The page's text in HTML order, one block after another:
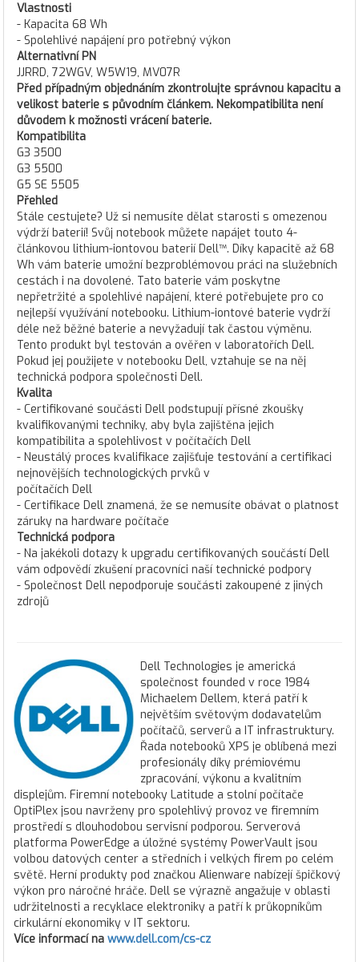
Vlastnosti
- Kapacita 68 Wh
- Spolehlivé napájení pro potřebný výkon
Alternativní PN
JJRRD, 72WGV, W5W19, MV07R
Před případným objednáním zkontrolujte správnou kapacitu a
velikost baterie s původním článkem. Nekompatibilita není
důvodem k možnosti vrácení baterie.
Kompatibilita
G3 3500
G3 5500
G5 SE 5505
Přehled
Stále cestujete? Už si nemusíte dělat starosti s omezenou
výdrží baterií! Svůj notebook můžete napájet touto 4-
článkovou lithium-iontovou baterií Dell™. Díky kapacitě až 68
Wh vám baterie umožní bezproblémovou práci na služebních
cestách i na dovolené. Tato baterie vám poskytne
nepřetržité a spolehlivé napájení, které potřebujete pro co
nejlepší využívání notebooku. Lithium-iontové baterie vydrží
déle než běžné baterie a nevyžadují tak častou výměnu.
Tento produkt byl testován a ověřen v laboratořích Dell.
Pokud jej použijete v notebooku Dell, vztahuje se na něj
technická podpora společnosti Dell.
Kvalita
- Certifikované součásti Dell podstupují přísné zkoušky
kvalifikovanými techniky, aby byla zajištěna jejich
kompatibilita a spolehlivost v počítačích Dell
- Neustálý proces kvalifikace zajišťuje testování a certifikaci
nejnovějších technologických prvků v
počítačích Dell
- Certifikace Dell znamená, že se nemusíte obávat o platnost
záruky na hardware počítače
Technická podpora
- Na jakékoli dotazy k upgradu certifikovaných součástí Dell
vám odpovědí zkušení pracovníci naší technické podpory
- Společnost Dell nepodporuje součásti zakoupené z jiných
zdrojů
Dell Technologies je americká
společnost founded v roce 1984
Michaelem Dellem, která patří k
největším světovým dodavatelům
počítačů, serverů a IT infrastruktury.
Řada notebooků XPS je oblíbená mezi
profesionály díky prémiovému
zpracování, výkonu a kvalitním
displejům. Firemní notebooky Latitude a stolní počítače
OptiPlex jsou navrženy pro spolehlivý provoz ve firemním
prostředí s dlouhodobou servisní podporou. Serverová
platforma PowerEdge a úložné systémy PowerVault jsou
volbou datových center a středních i velkých firem po celém
světě. Herní produkty pod značkou Alienware nabízejí špičkový
výkon pro náročné hráče. Dell se výrazně angažuje v oblasti
udržitelnosti a recyklace elektroniky a patří k průkopníkům
cirkulární ekonomiky v IT sektoru.
Více informací na www.dell.com/cs-cz